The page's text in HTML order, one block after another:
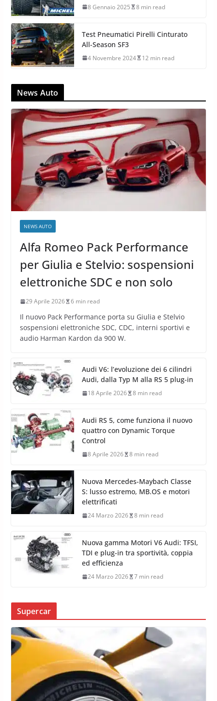
8 Gennaio 2025 8 min read
Test Pneumatici Pirelli Cinturato
All-Season SF3
4 Novembre 2024 12 min read
News Auto
NEWS AUTO
Alfa Romeo Pack Performance
per Giulia e Stelvio: sospensioni
elettroniche SDC e non solo
29 Aprile 2026 6 min read
Il nuovo Pack Performance porta su Giulia e Stelvio
sospensioni elettroniche SDC, CDC, interni sportivi e
audio Harman Kardon da 900 W.
Audi V6: l’evoluzione dei 6 cilindri
Audi, dalla Typ M alla RS 5 plug-in
18 Aprile 2026 8 min read
Audi RS 5, come funziona il nuovo
quattro con Dynamic Torque
Control
8 Aprile 2026 8 min read
Nuova Mercedes-Maybach Classe
S: lusso estremo, MB.OS e motori
elettrificati
24 Marzo 2026 8 min read
Nuova gamma Motori V6 Audi: TFSI,
TDI e plug-in tra sportività, coppia
ed efficienza
24 Marzo 2026 7 min read
Supercar